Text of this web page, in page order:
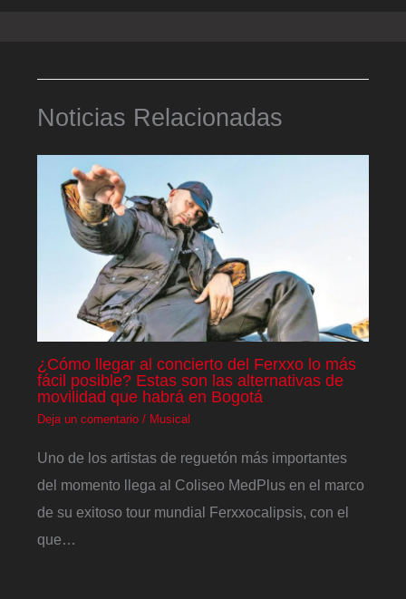
Noticias Relacionadas
¿Cómo llegar al concierto del Ferxxo lo más
fácil posible? Estas son las alternativas de
movilidad que habrá en Bogotá
Deja un comentario / Musical
Uno de los artistas de reguetón más importantes
del momento llega al Coliseo MedPlus en el marco
de su exitoso tour mundial Ferxxocalipsis, con el
que…